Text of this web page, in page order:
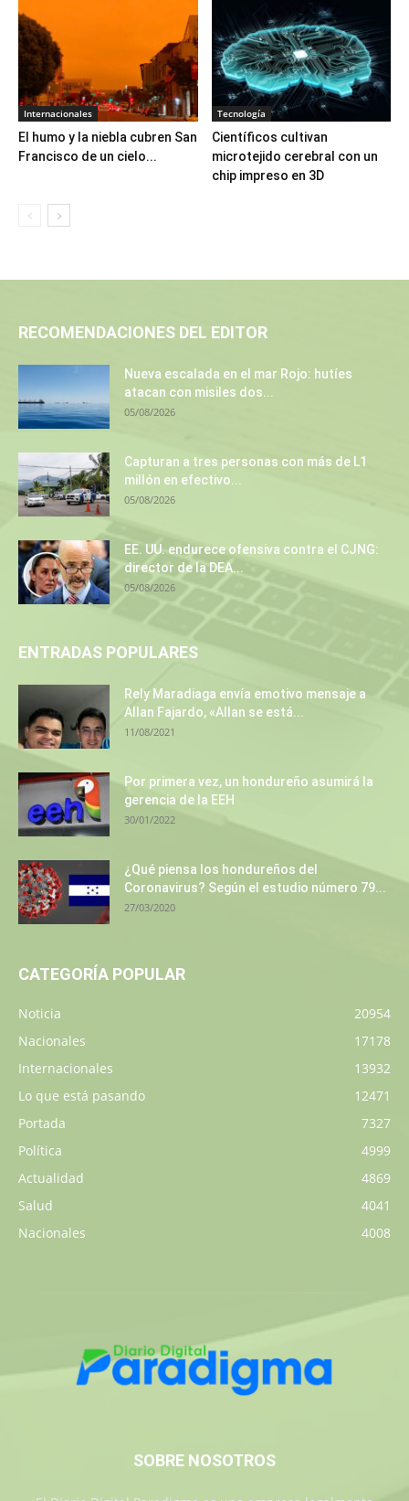
Internacionales
El humo y la niebla cubren San
Francisco de un cielo...
Tecnología
Científicos cultivan
microtejido cerebral con un
chip impreso en 3D
RECOMENDACIONES DEL EDITOR
Nueva escalada en el mar Rojo: hutíes
atacan con misiles dos...
05/08/2026
Capturan a tres personas con más de L1
millón en efectivo...
05/08/2026
EE. UU. endurece ofensiva contra el CJNG:
director de la DEA...
05/08/2026
ENTRADAS POPULARES
Rely Maradiaga envía emotivo mensaje a
Allan Fajardo, «Allan se está...
11/08/2021
Por primera vez, un hondureño asumirá la
gerencia de la EEH
30/01/2022
¿Qué piensa los hondureños del
Coronavirus? Según el estudio número 79...
27/03/2020
CATEGORÍA POPULAR
Noticia
20954
Nacionales
17178
Internacionales
13932
Lo que está pasando
12471
Portada
7327
Política
4999
Actualidad
4869
Salud
4041
Nacionales
4008
SOBRE NOSOTROS